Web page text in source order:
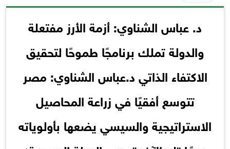
د. عباس الشناوي: أزمة الأرز مفتعلة
والدولة تملك برنامجًا طموحًا لتحقيق
الاكتفاء الذاتي د.عباس الشناوي: مصر
تتوسع أفقيًا في زراعة المحاصيل
الاستراتيجية والسيسي يضعها بأولوياته